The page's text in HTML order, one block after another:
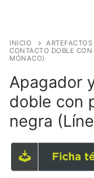
INICIO ARTEFACTOS
CONTACTO DOBLE
MÓNACO)
Apagador
doble con
negra